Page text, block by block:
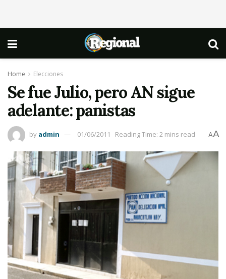
Home Elecciones
Se fue Julio, pero AN sigue
adelante: panistas
by admin 01/06/2011 Reading Time: 2 mins read AA